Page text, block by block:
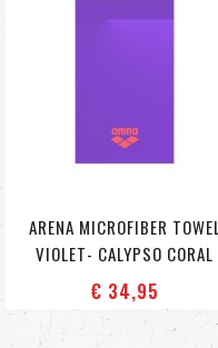
ARENA MICROFIBER
VIOLET- CALYPSO CORAL
€ 34,95